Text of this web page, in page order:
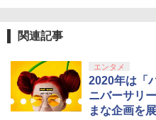
ニンテ
ンライ
￥5,000
5
【純正
トロー
￥10,737
マスタ
S5、
s X|S
￥14,141
4
￥8,698
関連記事
エンタメ
2020年は「
ニバーサリ
まな企画を